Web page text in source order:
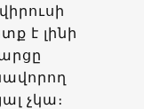
է լինի
չկա։